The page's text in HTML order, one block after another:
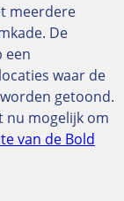
meerdere
De
een
waar de
getoond.
nu mogelijk om
van de Bold